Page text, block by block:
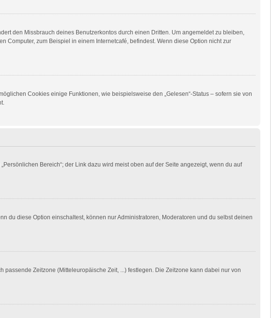
den Missbrauch deines Benutzerkontos durch einen Dritten. Um angemeldet zu bleiben,
Computer, zum Beispiel in einem Internetcafé, befindest. Wenn diese Option nicht zur
Cookies einige Funktionen, wie beispielsweise den „Gelesen“-Status – sofern sie von
Bereich“; der Link dazu wird meist oben auf der Seite angezeigt, wenn du auf
du diese Option einschaltest, können nur Administratoren, Moderatoren und du selbst deinen
Zeitzone (Mitteleuropäische Zeit, ...) festlegen. Die Zeitzone kann dabei nur von